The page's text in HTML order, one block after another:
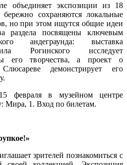
объединяет экспозиции из 18
бережно сохраняются локальные
но при этом ищутся общие идеи
раздела посвящены ключевым
андеграунда: выставка
Рогинского исследует
его творчества, а проект о
демонстрирует его
февраля в музейном центре
Мира, 1. Вход по билетам.
зрителей познакомиться с